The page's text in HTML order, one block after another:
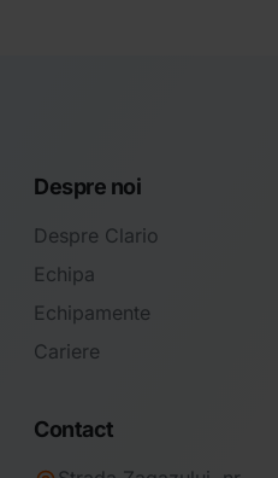
Despre noi
Despre Clario
Echipa
Echipamente
Cariere
Contact